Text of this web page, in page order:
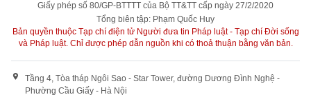
Giấy phép số 80/GP-BTTTT của Bộ TT&TT cấp ngày 27/2/2020
Tổng biên tập: Phạm Quốc Huy
Bản quyền thuộc Tạp chí điện tử Người đưa tin Pháp luật - Tạp chí Đời sống
và Pháp luật. Chỉ được phép dẫn nguồn khi có thoả thuận bằng văn bản.
Tầng 4, Tòa tháp Ngôi Sao - Star Tower, đường Dương Đình Nghệ -
Phường Cầu Giấy - Hà Nội